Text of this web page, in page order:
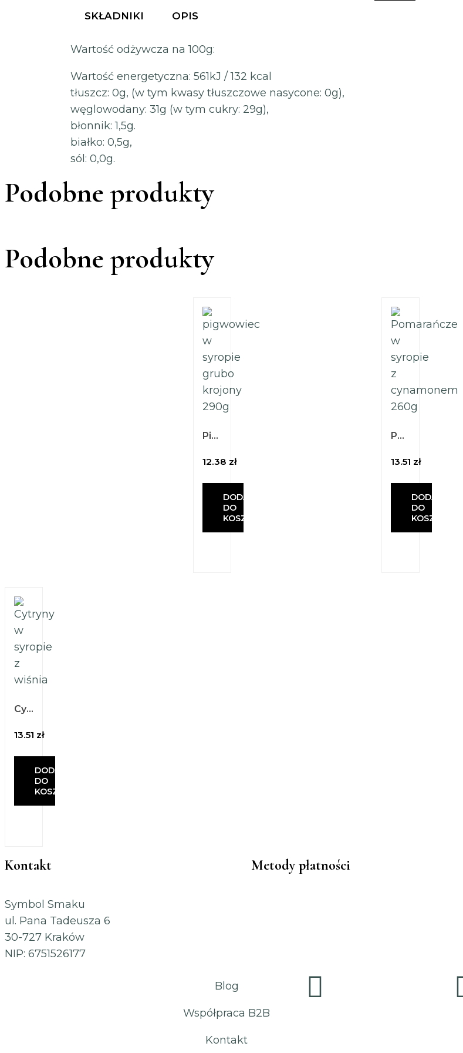
SKŁADNIKI OPIS
Wartość odżywcza na 100g:
Wartość energetyczna: 561kJ / 132 kcal
tłuszcz: 0g, (w tym kwasy tłuszczowe nasycone: 0g),
węglowodany: 31g (w tym cukry: 29g),
błonnik: 1,5g.
białko: 0,5g,
sól: 0,0g.
Podobne produkty
Podobne produkty
Pigwowiec w syropie 290g
12.38 zł
DODAJ
DO
KOSZYKA
Pomarańcze w syropie z cynamonem 260g
13.51 zł
DODAJ
DO
KOSZYKA
Cytryny w syropie z wiśnią 260 ml
13.51 zł
DODAJ
DO
KOSZYKA
Kontakt
Symbol Smaku
ul. Pana Tadeusza 6
30-727 Kraków
NIP: 6751526177
Metody płatności
Blog
Współpraca B2B
Kontakt